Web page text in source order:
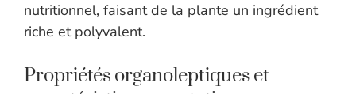
nutritionnel, faisant de la plante un ingrédient
riche et polyvalent.
Propriétés organoleptiques et